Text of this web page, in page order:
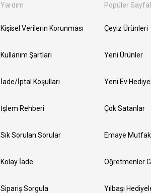
Yardım
Kişisel Verilerin Korunması
Kullanım Şartları
İade/İptal Koşulları
İşlem Rehberi
Sık Sorulan Sorular
Kolay İade
Sipariş Sorgula
Popüler
Çeyiz Ürünleri
Yeni Ürünler
Yeni Ev
Çok Satanlar
Emaye
Öğretmenler
Yılbaşı